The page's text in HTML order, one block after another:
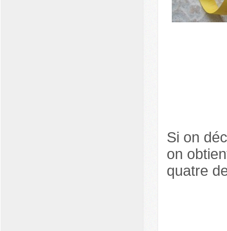
Si on
on
quatre